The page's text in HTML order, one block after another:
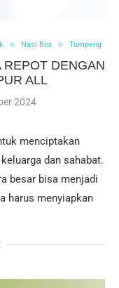
Nasi Box Tumpeng
REPOT DENGAN
ALL
2024
menciptakan
dan sahabat.
besar bisa menjadi
harus menyiapkan